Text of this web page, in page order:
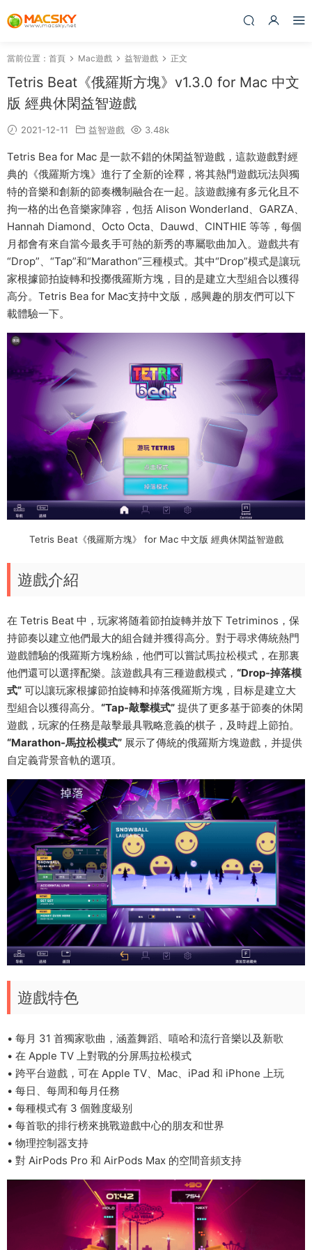
當前位置： 首頁 Mac遊戲 益智遊戲 正文
Tetris Beat《俄羅斯方塊》v1.3.0 for Mac 中文
版 經典休閑益智遊戲
2021-12-11 益智遊戲 3.48k
Tetris Bea for Mac 是一款不錯的休閑益智遊戲，這款遊戲對經
典的《俄羅斯方塊》進行了全新的诠釋，将其熱門遊戲玩法與獨
特的音樂和創新的節奏機制融合在一起。該遊戲擁有多元化且不
拘一格的出色音樂家陣容，包括 Alison Wonderland、GARZA、
Hannah Diamond、Octo Octa、Dauwd、CINTHIE 等等，每個
月都會有來自當今最炙手可熱的新秀的專屬歌曲加入。遊戲共有
“Drop”、“Tap”和“Marathon”三種模式。其中“Drop”模式是讓玩
家根據節拍旋轉和投擲俄羅斯方塊，目的是建立大型組合以獲得
高分。Tetris Bea for Mac支持中文版，感興趣的朋友們可以下
載體驗一下。
Tetris Beat《俄羅斯方塊》 for Mac 中文版 經典休閑益智遊戲
遊戲介紹
在 Tetris Beat 中，玩家将随着節拍旋轉并放下 Tetriminos，保
持節奏以建立他們最大的組合鏈并獲得高分。對于尋求傳統熱門
遊戲體驗的俄羅斯方塊粉絲，他們可以嘗試馬拉松模式，在那裏
他們還可以選擇配樂。該遊戲具有三種遊戲模式， “Drop-掉落模
式” 可以讓玩家根據節拍旋轉和掉落俄羅斯方塊，目标是建立大
型組合以獲得高分。 “Tap-敲擊模式” 提供了更多基于節奏的休閑
遊戲，玩家的任務是敲擊最具戰略意義的棋子，及時趕上節拍。
“Marathon-馬拉松模式” 展示了傳統的俄羅斯方塊遊戲，并提供
自定義背景音軌的選項。
遊戲特色
• 每月 31 首獨家歌曲，涵蓋舞蹈、嘻哈和流行音樂以及新歌
• 在 Apple TV 上對戰的分屏馬拉松模式
• 跨平台遊戲，可在 Apple TV、Mac、iPad 和 iPhone 上玩
• 每日、每周和每月任務
• 每種模式有 3 個難度級别
• 每首歌的排行榜來挑戰遊戲中心的朋友和世界
• 物理控制器支持
• 對 AirPods Pro 和 AirPods Max 的空間音頻支持